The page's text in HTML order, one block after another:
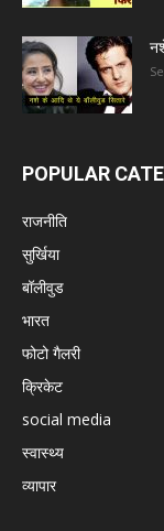
POPULAR
राजनीति
सुर्खिया
बॉलीवुड
भारत
फोटो गैलरी
क्रिकेट
social media
स्वास्थ्य
व्यापार